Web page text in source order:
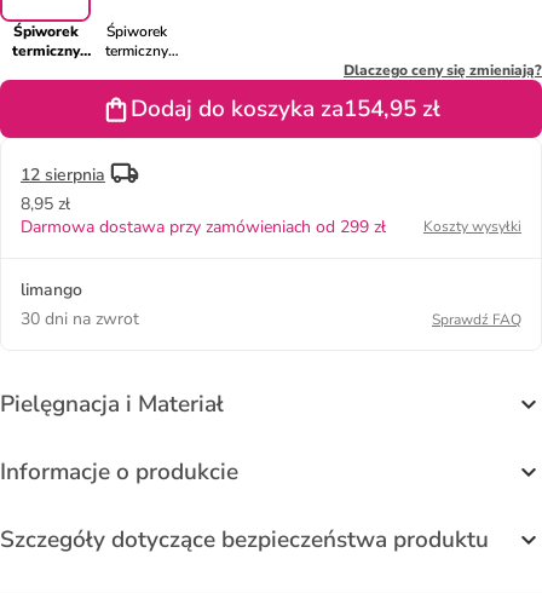
Śpiworek
termiczny
Śpiworek
termiczny
czerwonym -
100 x 45 cm
Dlaczego ceny się zmieniają?
Dodaj do koszyka za154,95 zł
12 sierpnia
8,95 zł
Darmowa dostawa przy zamówieniach od 299 zł
Koszty wysyłki
limango
30 dni na zwrot
Sprawdź FAQ
Pielęgnacja i Materiał
Informacje o produkcie
Szczegóły dotyczące bezpieczeństwa produktu